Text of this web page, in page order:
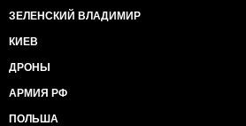
ЗЕЛЕНСКИЙ ВЛАДИМИР
КИЕВ
ДРОНЫ
АРМИЯ РФ
ПОЛЬША